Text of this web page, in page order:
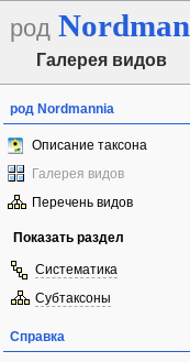
род
Галерея видов
род Nordmannia
Описание таксона
Галерея видов
Перечень видов
Показать раздел
Систематика
Субтаксоны
Справка